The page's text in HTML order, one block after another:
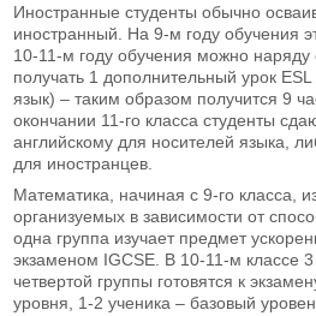
Иностранные студенты обычно
иностранный. На 9-м году обучения
10-11-м году обучения можно
получать 1 дополнительный урок ESL
язык) – таким образом получится 9
окончании 11-го класса студенты
английскому для носителей языка,
для иностранцев.
Математика, начиная с 9-го класса,
организуемых в зависимости от
одна группа изучает предмет
экзаменом IGCSE. В 10-11-м классе
четвертой группы готовятся к
уровня, 1-2 ученика – базовый